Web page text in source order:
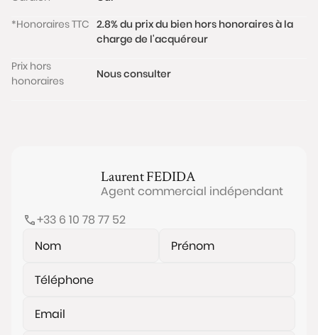
*Honoraires TTC 2.8% du prix du bien hors honoraires à la
charge de l'acquéreur
Prix hors
honoraires
Nous consulter
LaurentFEDIDA
Agent commercial indépendant
+33 6 10 78 77 52